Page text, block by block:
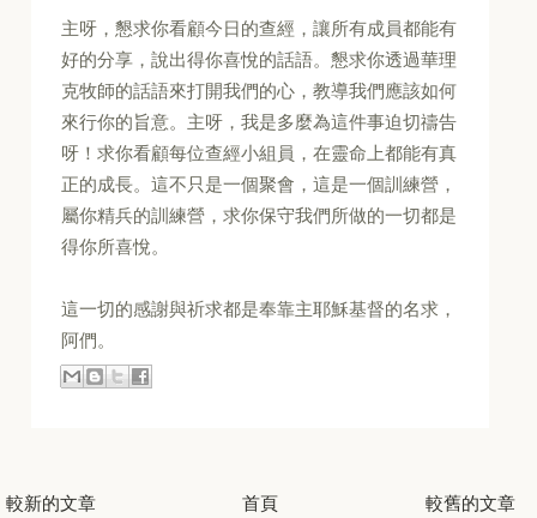
主呀，懇求你看顧今日的查經，讓所有成員都能有
好的分享，說出得你喜悅的話語。懇求你透過華理
克牧師的話語來打開我們的心，教導我們應該如何
來行你的旨意。主呀，我是多麼為這件事迫切禱告
呀！求你看顧每位查經小組員，在靈命上都能有真
正的成長。這不只是一個聚會，這是一個訓練營，
屬你精兵的訓練營，求你保守我們所做的一切都是
得你所喜悅。
這一切的感謝與祈求都是奉靠主耶穌基督的名求，
阿們。
較新的文章 較舊的文章
首頁